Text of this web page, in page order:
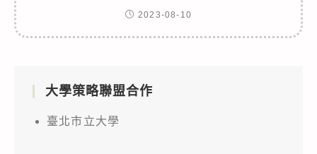
2023-08-10
大學策略聯盟合作
臺北市立大學